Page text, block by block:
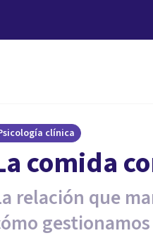
clínica
comida
relación que